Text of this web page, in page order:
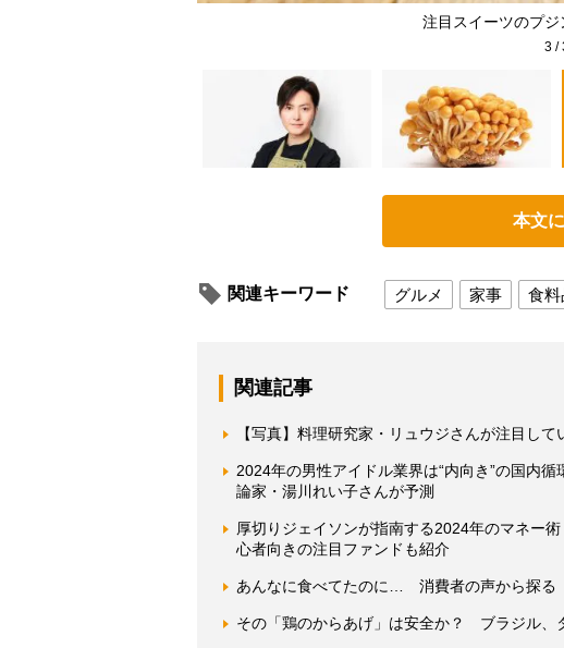
注目スイーツのプジ
3/
本文
関連キーワード グルメ 家事 食料
関連記事
【写真】料理研究家・リュウジさんが注目して
2024年の男性アイドル業界は“内向き”の国内
論家・湯川れい子さんが予測
厚切りジェイソンが指南する2024年のマネー
心者向きの注目ファンドも紹介
あんなに食べてたのに… 消費者の声から探る
その「鶏のからあげ」は安全か？ ブラジル、